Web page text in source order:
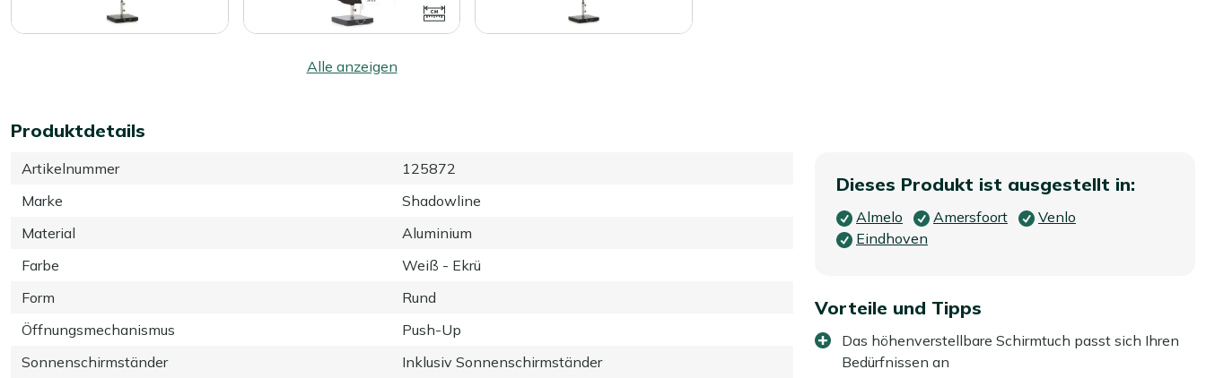
Alle anzeigen
Produktdetails
Artikelnummer
125872
Marke
Shadowline
Material
Aluminium
Farbe
Weiß - Ekrü
Form
Rund
Öffnungsmechanismus
Push-Up
Sonnenschirmständer
Inklusiv Sonnenschirmständer
Dieses Produkt ist ausgestellt in:
Almelo Amersfoort
Venlo
Eindhoven
Vorteile und Tipps
Das höhenverstellbare Schirmtuch passt sich Ihren
Bedürfnissen an